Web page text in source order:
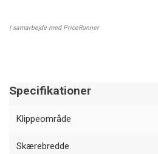
I samarbejde med PriceRunner
Specifikationer
Klippeområde
Skærebredde